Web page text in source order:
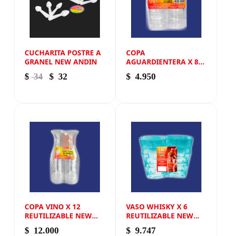
CUCHARITA POSTRE A
GRANEL NEW ANDIN
$ 34 El precio original era: $ 34.
$ 32 El precio actual es: $ 32.
COPA
AGUARDIENTERA X 8
REUTILIZABLE NEW
ANDIN
$ 4.950
COPA VINO X 12
REUTILIZABLE NEW
ANDIN
$ 12.000
VASO WHISKY X 6
REUTILIZABLE NEW
ANDIN
$ 9.747